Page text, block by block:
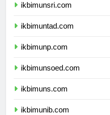
ikbimunsri.com
ikbimuntad.com
ikbimunp.com
ikbimunsoed.com
ikbimuns.com
ikbimunib.com